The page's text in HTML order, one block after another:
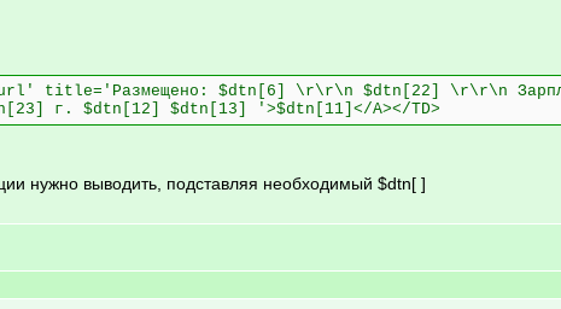
title='Размещено: $dtn[6] \r\r\n $dtn[22] \r\r\n
г. $dtn[12] $dtn[13] '>$dtn[11]</A></TD>
нужно выводить, подставляя необходимый $dtn[ ]